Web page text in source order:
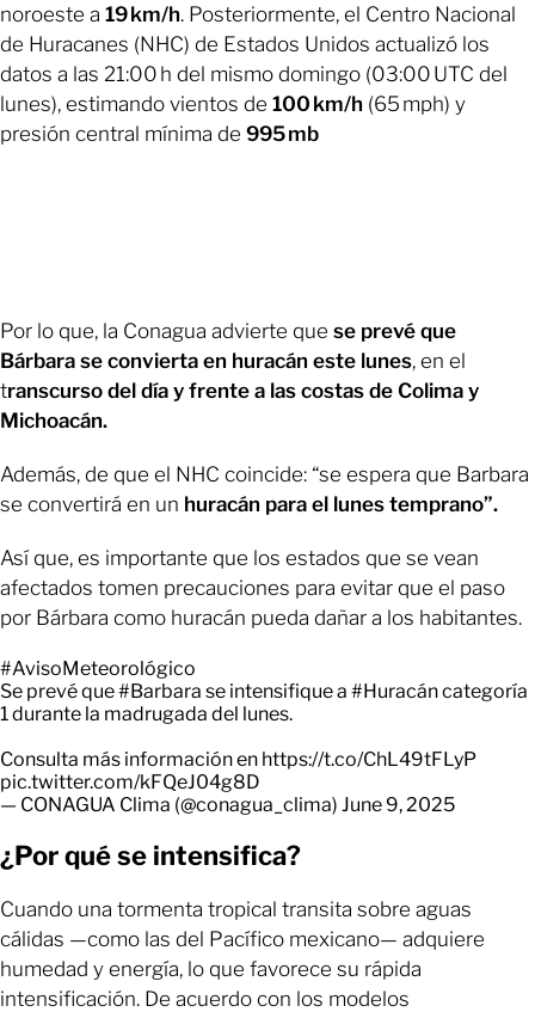
noroeste a 19 km/h. Posteriormente, el Centro Nacional
de Huracanes (NHC) de Estados Unidos actualizó los
datos a las 21:00 h del mismo domingo (03:00 UTC del
lunes), estimando vientos de 100 km/h (65 mph) y
presión central mínima de 995 mb
Por lo que, la Conagua advierte que se prevé que
Bárbara se convierta en huracán este lunes, en el
transcurso del día y frente a las costas de Colima y
Michoacán.
Además, de que el NHC coincide: “se espera que Barbara
se convertirá en un huracán para el lunes temprano”.
Así que, es importante que los estados que se vean
afectados tomen precauciones para evitar que el paso
por Bárbara como huracán pueda dañar a los habitantes.
#AvisoMeteorológico
Se prevé que#Barbara se intensifique a #Huracáncategoría
1 durante la madrugada del lunes.
Consulta más información en https://t.co/ChL49tFLyP
pic.twitter.com/kFQeJ04g8D
— CONAGUA Clima (@conagua_clima) June 9, 2025
¿Por qué se intensifica?
Cuando una tormenta tropical transita sobre aguas
cálidas —como las del Pacífico mexicano— adquiere
humedad y energía, lo que favorece su rápida
intensificación. De acuerdo con los modelos